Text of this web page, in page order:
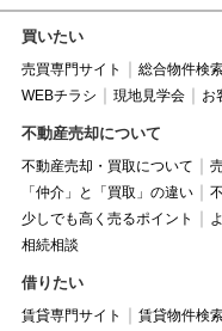
買いたい
売買専門サイト 総合物件検
WEBチラシ
現地見学会 お
不動産売却について
不動産売却・買取について
「仲介」と「買取」の違い
少しでも高く売るポイント
相続相談
借りたい
賃貸専門サイト 賃貸物件検